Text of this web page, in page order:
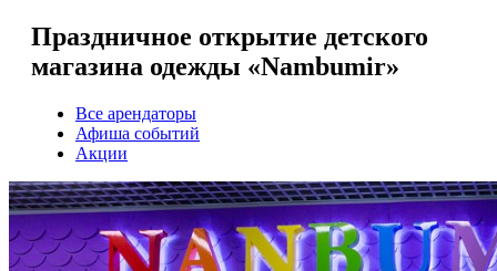
Праздничное открытие детского
магазина одежды «Nambumir»
Все арендаторы
Афиша событий
Акции